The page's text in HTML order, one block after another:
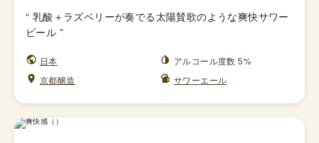
“ 乳酸＋ラズベリーが奏でる太陽賛歌のような爽快サワー
ビール ”
日本
アルコール度数 5%
京都醸造
サワーエール